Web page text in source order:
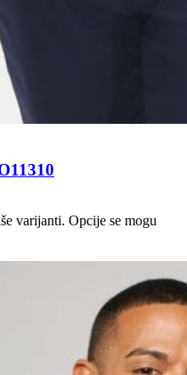
varijanti. Opcije se mogu